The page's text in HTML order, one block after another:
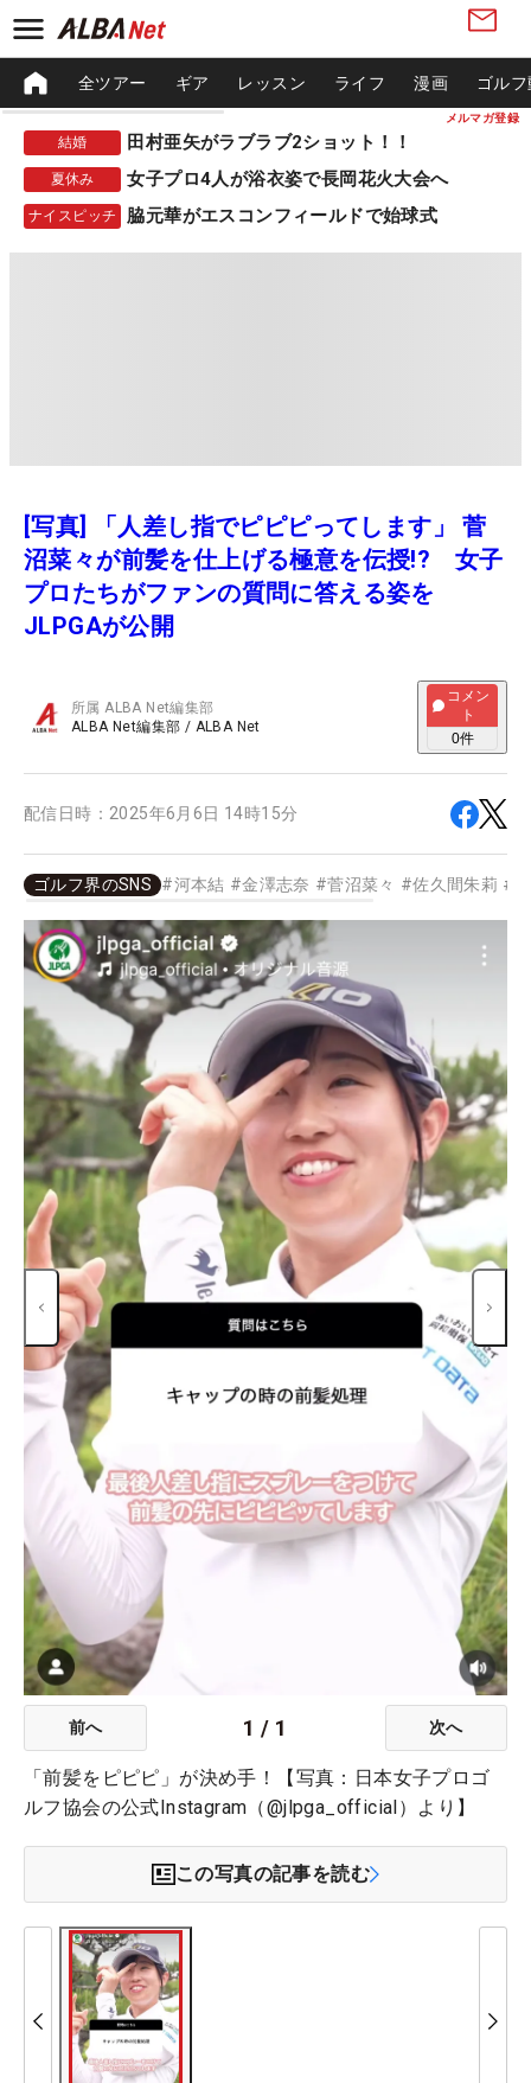
メルマガ登録
全ツアー ギア レッスン ライフ 漫画 ゴル
結婚 田村亜矢がラブラブ2ショット！！
夏休み 女子プロ4人が浴衣姿で長岡花火大会へ
ナイスピッチ 脇元華がエスコンフィールドで始球式
[写真] 「人差し指でピピピってします」 菅
沼菜々が前髪を仕上げる極意を伝授!? 女子
プロたちがファンの質問に答える姿を
JLPGAが公開
所属ALBA Net編集部
ALBA Net編集部 / ALBA Net
コメン
ト
0件
配信日時： 2025年6月6日 14時15分
ゴルフ界のSNS #河本結 #金澤志奈 #菅沼菜々 #佐久間朱莉 #
前へ 1 / 1 次へ
「前髪をピピピ」が決め手！【写真：日本女子プロゴ
ルフ協会の公式Instagram（@jlpga_official）より】
この写真の記事を読む